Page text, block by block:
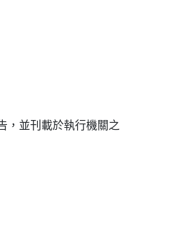
，並刊載於執行機關之